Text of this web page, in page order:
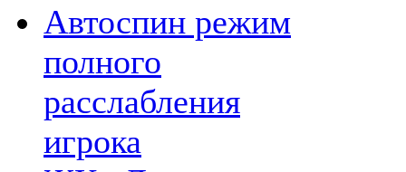
Автоспин режим
полного
расслабления
игрока